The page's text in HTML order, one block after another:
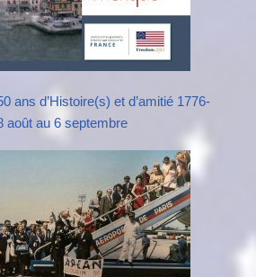
ans d’Histoire(s) et d’amitié 1776-
août au 6 septembre